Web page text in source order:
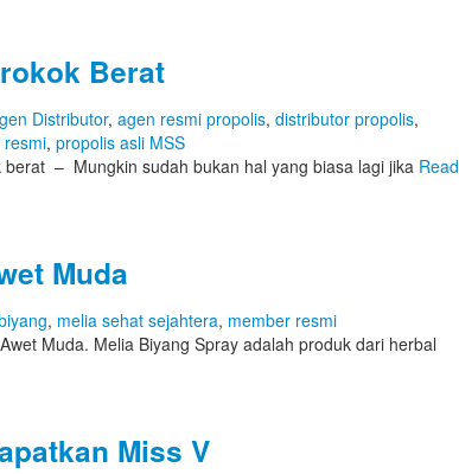
Berat
Distributor, agen resmi propolis, distributor propolis,
resmi, propolis asli MSS
berat – Mungkin sudah bukan hal yang biasa lagi jika Read
Muda
, melia sehat sejahtera, member resmi
Muda. Melia Biyang Spray adalah produk dari herbal
Miss V